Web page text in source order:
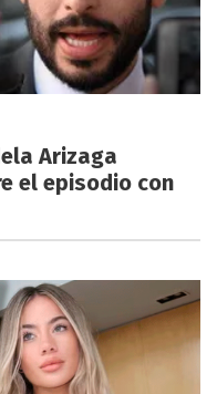
Arizaga
el episodio con